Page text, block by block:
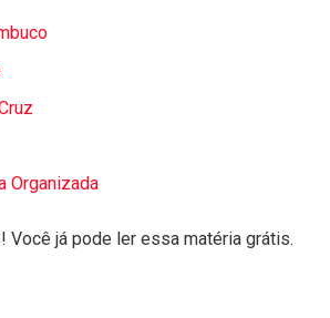
Organizada
Você já pode ler essa matéria grátis.